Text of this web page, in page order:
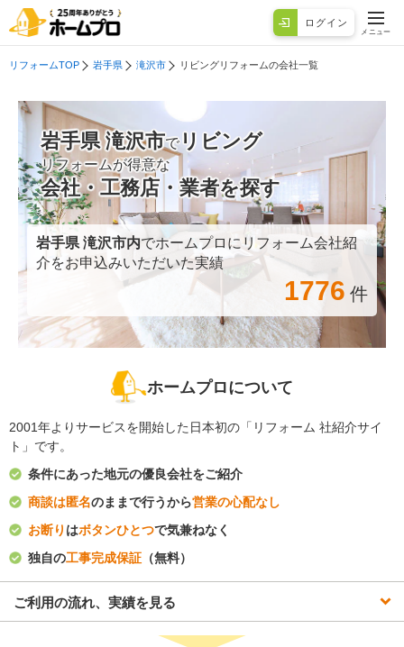
ログイン
メニュー
リフォームTOP 岩手県 滝沢市 リビングリフォームの会社一覧
岩手県 滝沢市でリビング
リフォームが得意な
会社・工務店・業者を探す
岩手県 滝沢市内でホームプロにリフォーム会社紹
介をお申込みいただいた実績
1776 件
ホームプロについて
2001年よりサービスを開始した日本初の「リフォーム 社紹介サイ
ト」です。
条件にあった地元の優良会社をご紹介
商談は匿名のままで行うから営業の心配なし
お断り はボタンひとつで気兼ねなく
独自の工事完成保証 （無料）
ご利用の流れ、実績を見る